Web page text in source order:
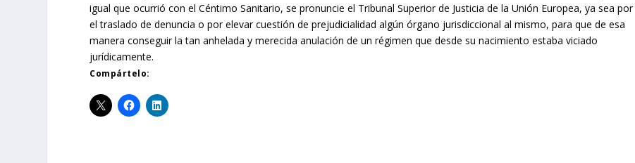
igual que ocurrió con el Céntimo Sanitario, se pronuncie el Tribunal Superior de Justicia de la Unión Europea, ya sea por
el traslado de denuncia o por elevar cuestión de prejudicialidad algún órgano jurisdiccional al mismo, para que de esa
manera conseguir la tan anhelada y merecida anulación de un régimen que desde su nacimiento estaba viciado
jurídicamente.
Compártelo: